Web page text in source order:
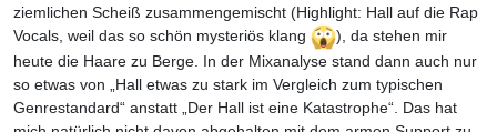
ziemlichen Scheiß zusammengemischt (Highlight: Hall auf die Rap
Vocals, weil das so schön mysteriös klang
), da stehen mir
heute die Haare zu Berge. In der Mixanalyse stand dann auch nur
so etwas von „Hall etwas zu stark im Vergleich zum typischen
Genrestandard“ anstatt „Der Hall ist eine Katastrophe“. Das hat